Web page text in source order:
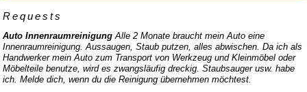
Requests
Auto Innenraumreinigung Alle 2 Monate braucht mein Auto eine
Innenraumreinigung. Aussaugen, Staub putzen, alles abwischen. Da ich als
Handwerker mein Auto zum Transport von Werkzeug und Kleinmöbel oder
Möbelteile benutze, wird es zwangsläufig dreckig. Staubsauger usw. habe
ich. Melde dich, wenn du die Reinigung übernehmen möchtest.